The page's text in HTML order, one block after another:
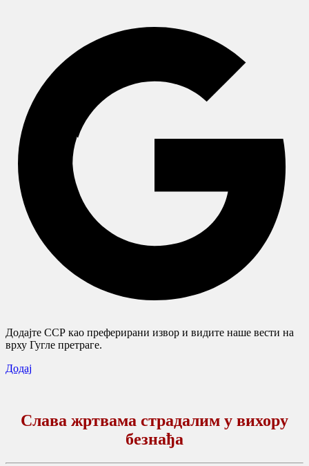
Додајте ССР као преферирани извор и видите наше вести на
врху Гугле претраге.
Додај
Слава жртвама страдалим у вихору
безнађа